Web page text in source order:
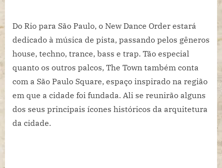
Do Rio para São Paulo, o New Dance Order estará
dedicado à música de pista, passando pelos gêneros
house, techno, trance, bass e trap. Tão especial
quanto os outros palcos, The Town também conta
com a São Paulo Square, espaço inspirado na região
em que a cidade foi fundada. Ali se reunirão alguns
dos seus principais ícones históricos da arquitetura
da cidade.